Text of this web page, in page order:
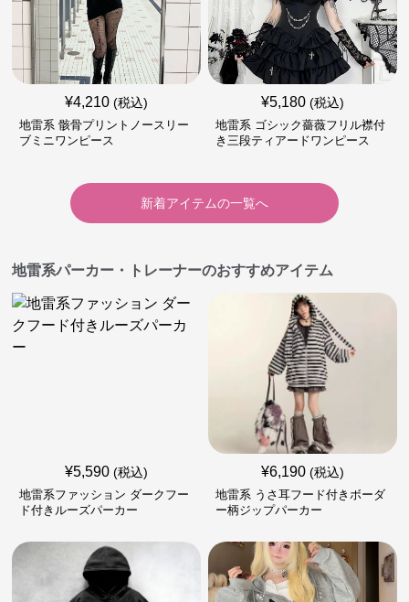
¥4,210 (税込)
地雷系 骸骨プリントノースリー
ブミニワンピース
¥5,180 (税込)
地雷系 ゴシック薔薇フリル襟付
き三段ティアードワンピース
新着アイテムの一覧へ
地雷系パーカー・トレーナーのおすすめアイテム
¥5,590 (税込)
地雷系ファッション ダークフー
ド付きルーズパーカー
¥6,190 (税込)
地雷系 うさ耳フード付きボーダ
ー柄ジップパーカー